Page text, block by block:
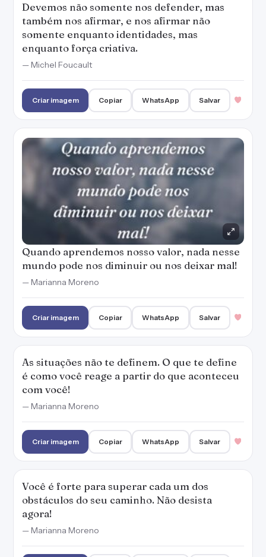
Devemos não somente nos defender, mas
também nos afirmar, e nos afirmar não
somente enquanto identidades, mas
enquanto força criativa.
— Michel Foucault
Criar imagem Copiar WhatsApp Salvar
Quando aprendemos nosso valor, nada nesse
mundo pode nos diminuir ou nos deixar mal!
— Marianna Moreno
Criar imagem Copiar WhatsApp Salvar
As situações não te definem. O que te define
é como você reage a partir do que aconteceu
com você!
— Marianna Moreno
Criar imagem Copiar WhatsApp Salvar
Você é forte para superar cada um dos
obstáculos do seu caminho. Não desista
agora!
— Marianna Moreno